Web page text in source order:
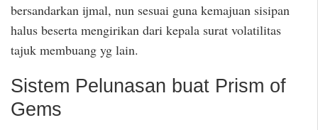
bersandarkan ijmal, nun sesuai guna kemajuan sisipan
halus beserta mengirikan dari kepala surat volatilitas
tajuk membuang yg lain.
Sistem Pelunasan buat Prism of
Gems